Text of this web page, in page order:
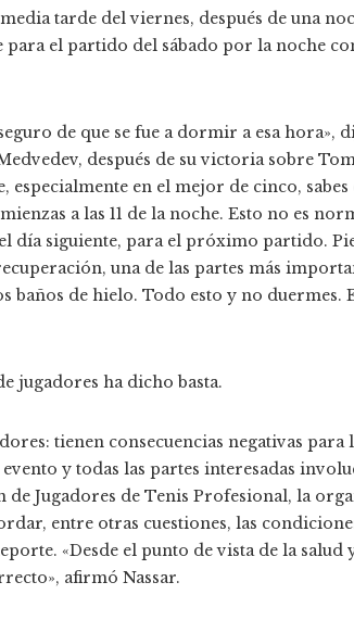
tarde del viernes, después de una
el partido del sábado por la noche
de que se fue a dormir a esa hora»,
después de su victoria sobre
especialmente en el mejor de cinco, sabes
a las 11 de la noche. Esto no es
día siguiente, para el próximo partido.
una de las partes más
de hielo. Todo esto y no duermes.
jugadores ha dicho basta.
tienen consecuencias negativas para
y todas las partes interesadas
Jugadores de Tenis Profesional, la
entre otras cuestiones, las
«Desde el punto de vista de la salud
afirmó Nassar.